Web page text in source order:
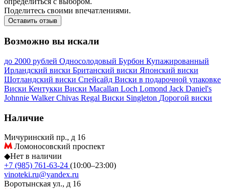
Поделитесь своими впечатлениями.
Оставить отзыв
Возможно вы искали
до 2000 рублей Односолодовый Бурбон Купажированный
Ирландский виски Британский виски Японский виски
Шотландский виски Спейсайд Виски в подарочной упаковке
Виски Кентукки Виски Macallan Loch Lomond Jack Daniel's
Johnnie WalkerChivas Regal Виски Singleton Дорогой виски
Наличие
Мичуринский пр., д 16
Ломоносовский проспект
◆Нет в наличии
+7 (985) 761-63-24 (10:00–23:00)
vinoteki.ru@yandex.ru
Воротынская ул., д 16